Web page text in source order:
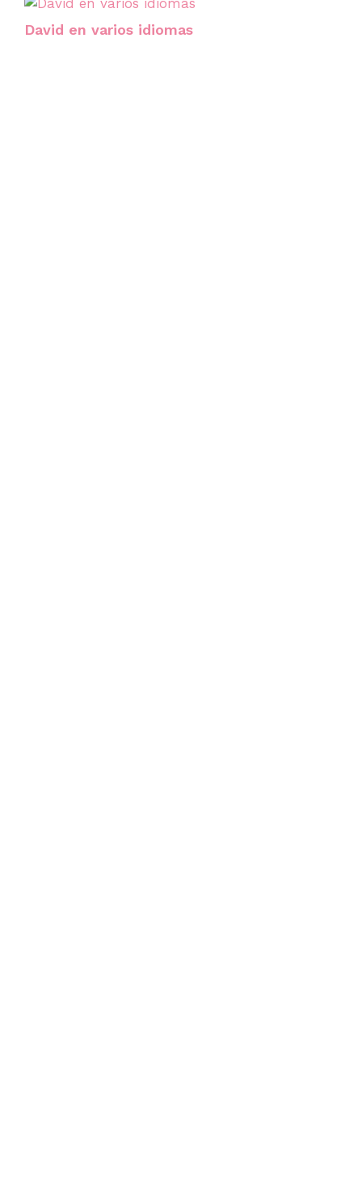
David en varios idiomas